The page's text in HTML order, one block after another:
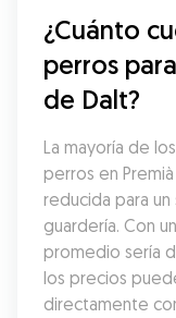
¿Cuánto
perros
de Dalt?
La mayoría de
perros en
reducida para
guardería. Con
promedio sería
los precios
directamente